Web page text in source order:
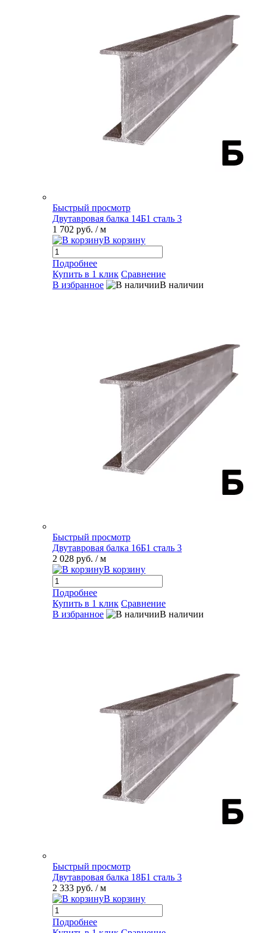
Быстрый просмотр
Двутавровая балка 14Б1 сталь 3
1 702 руб. / м
В корзину
Подробнее
Купить в 1 клик Сравнение
В избранное
В наличии
Быстрый просмотр
Двутавровая балка 16Б1 сталь 3
2 028 руб. / м
В корзину
Подробнее
Купить в 1 клик Сравнение
В избранное
В наличии
Быстрый просмотр
Двутавровая балка 18Б1 сталь 3
2 333 руб. / м
В корзину
Подробнее